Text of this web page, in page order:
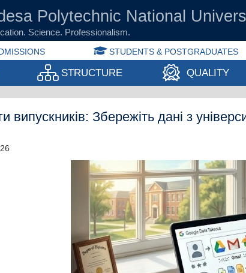
Polytechnic National
Science. Professionalism.
STUDENTS & POSTGRADUATES
STRUCTURE QUALITY
випускників: Збережіть дані з